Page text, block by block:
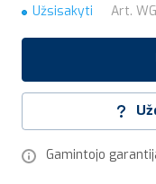
Užsisakyti Art.
Gamintojo